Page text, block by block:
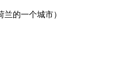
的一个城市）